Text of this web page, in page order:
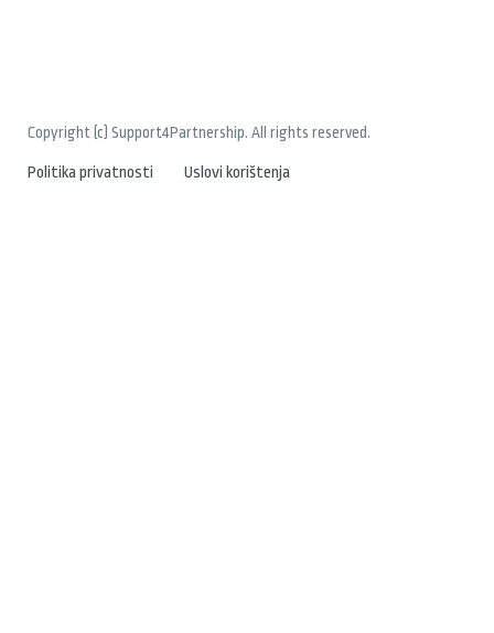
Copyright (c) Support4Partnership. All rights reserved.
Politika privatnosti Uslovi korištenja